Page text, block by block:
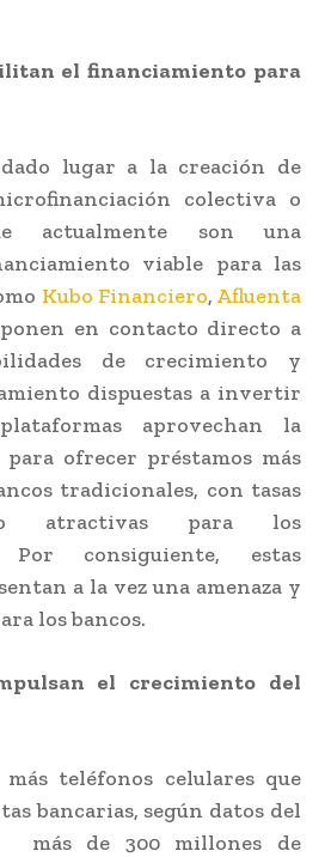
el financiamiento para
lugar a la creación de
colectiva o
actualmente son una
viable para las
Kubo Financiero, Afluenta
ponen en contacto directo a
de crecimiento y
dispuestas a invertir
aprovechan la
ofrecer préstamos más
tradicionales, con tasas
atractivas para los
Por consiguiente, estas
a la vez una amenaza y
los bancos.
el crecimiento del
teléfonos celulares que
bancarias, según datos del
más de 300 millones de